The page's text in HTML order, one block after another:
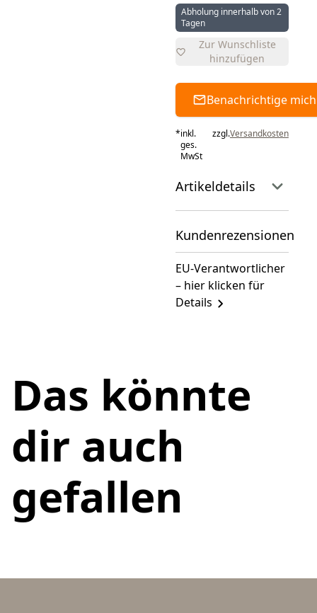
Abholung innerhalb von 2
Tagen
Zur Wunschliste
hinzufügen
Benachrichtige mich
*inkl.
ges.
MwSt
zzgl.Versandkosten
Artikeldetails
Kundenrezensionen
EU-Verantwortlicher
– hier klicken für
Details
Das könnte
dir auch
gefallen